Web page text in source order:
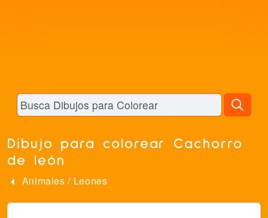
Dibujo para colorear Cachorro
de león
Animales / Leones